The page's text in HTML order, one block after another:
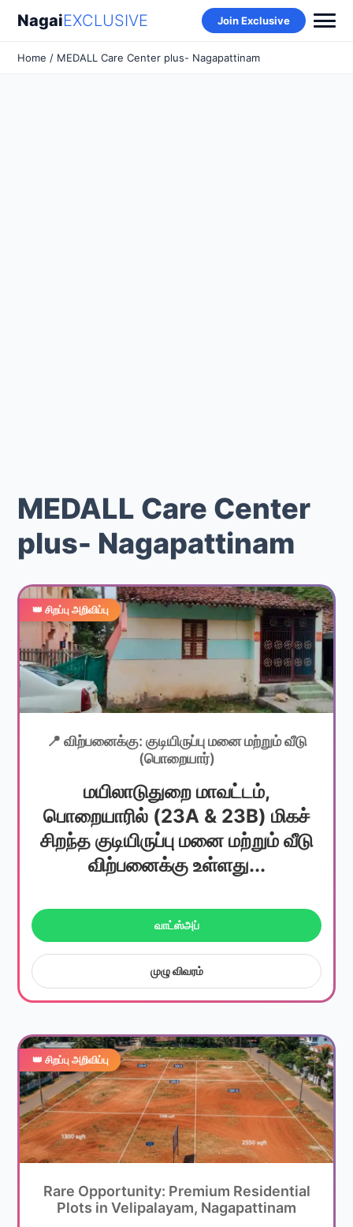
NagaiEXCLUSIVE Join Exclusive
Home / MEDALL Care Center plus- Nagapattinam
MEDALL Care Center
plus- Nagapattinam
👑 சிறப்பு அறிவிப்பு
📍 விற்பனைக்கு: குடியிருப்பு மனை மற்றும் வீடு
(பொறையார்)
மயிலாடுதுறை மாவட்டம்,
பொறையாரில் (23A & 23B) மிகச்
சிறந்த குடியிருப்பு மனை மற்றும் வீடு
விற்பனைக்கு உள்ளது...
வாட்ஸ்அப்
முழு விவரம்
👑 சிறப்பு அறிவிப்பு
Rare Opportunity: Premium Residential
Plots in Velipalayam, Nagapattinam